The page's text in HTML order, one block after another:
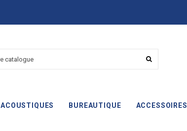
ACOUSTIQUES BUREAUTIQUE ACCESSOIRES